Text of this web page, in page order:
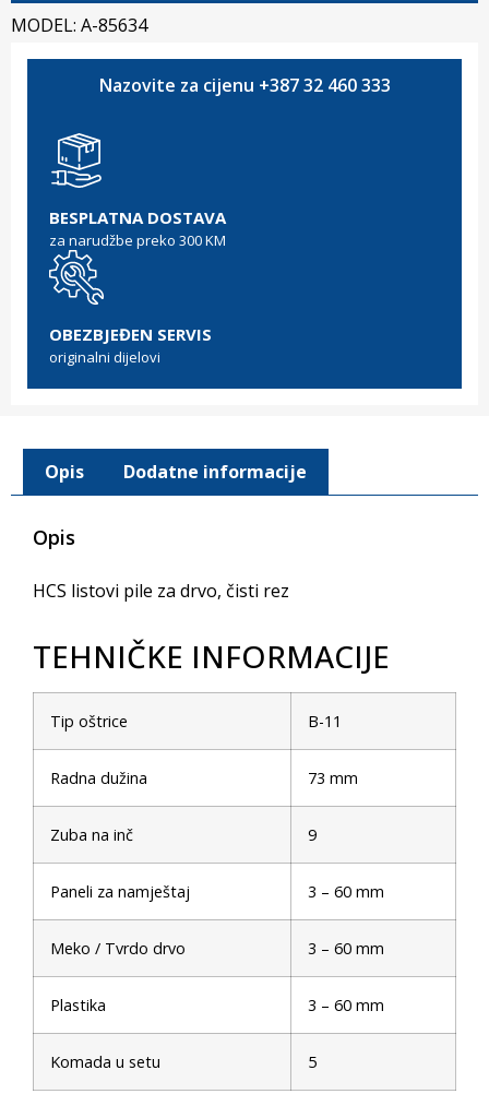
MODEL: A-85634
Nazovite za cijenu +387 32 460 333
BESPLATNA DOSTAVA
za narudžbe preko 300 KM
OBEZBJEĐEN SERVIS
originalni dijelovi
Opis Dodatne informacije
Opis
HCS listovi pile za drvo, čisti rez
TEHNIČKE INFORMACIJE
Tip oštrice B-11
Radna dužina 73 mm
Zuba na inč 9
Paneli za namještaj 3 – 60 mm
Meko / Tvrdo drvo 3 – 60 mm
Plastika 3 – 60 mm
Komada u setu 5